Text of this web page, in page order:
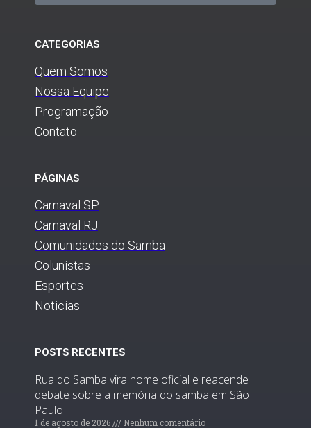
CATEGORIAS
Quem Somos
Nossa Equipe
Programação
Contato
PÁGINAS
Carnaval SP
Carnaval RJ
Comunidades do Samba
Colunistas
Esportes
Noticias
POSTS RECENTES
Rua do Samba vira nome oficial e reacende
debate sobre a memória do samba em São
Paulo
1 de agosto de 2026 Nenhum comentário